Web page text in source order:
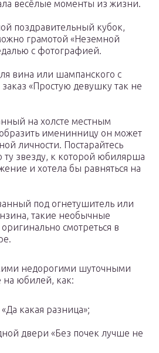
весёлые моменты из жизни.
поздравительный кубок,
грамотой «Неземной
с фотографией.
вина или шампанского с
«Простую девушку так не
на холсте местным
именинницу он может
личности. Постарайтесь
ту звезду, к которой юбилярша
и хотела бы равняться на
под огнетушитель или
такие необычные
смотреться в
недорогими шуточными
юбилей, как:
какая разница»;
двери «Без почек лучше не